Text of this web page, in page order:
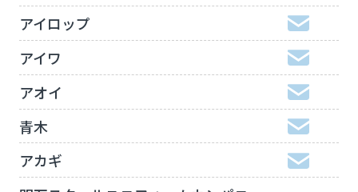
アイロップ
アイワ
アオイ
青木
アカギ